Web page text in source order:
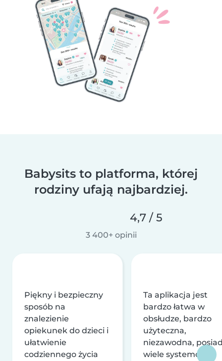
Babysits to platforma, której
rodziny ufają najbardziej.
4,7 / 5
3 400+ opinii
Piękny i bezpieczny
sposób na
znalezienie
opiekunek do dzieci i
ułatwienie
codziennego życia
Ta aplikacja jest
bardzo łatwa w
obsłudze, bardzo
użyteczna,
niezawodna,
wiele systemów